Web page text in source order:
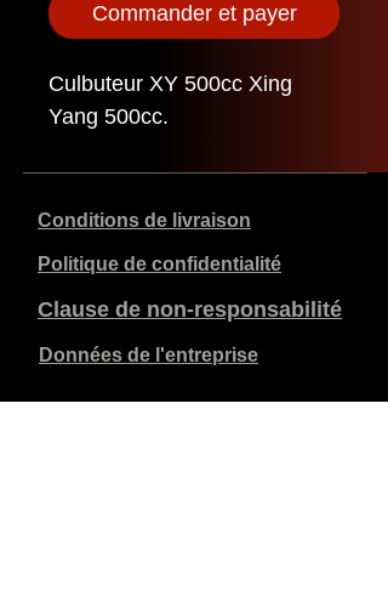
Commander et payer
Culbuteur XY 500cc Xing
Yang 500cc.
Conditions de livraison
Politique de confidentialité
Clause de non-responsabilité
Données de l'entreprise